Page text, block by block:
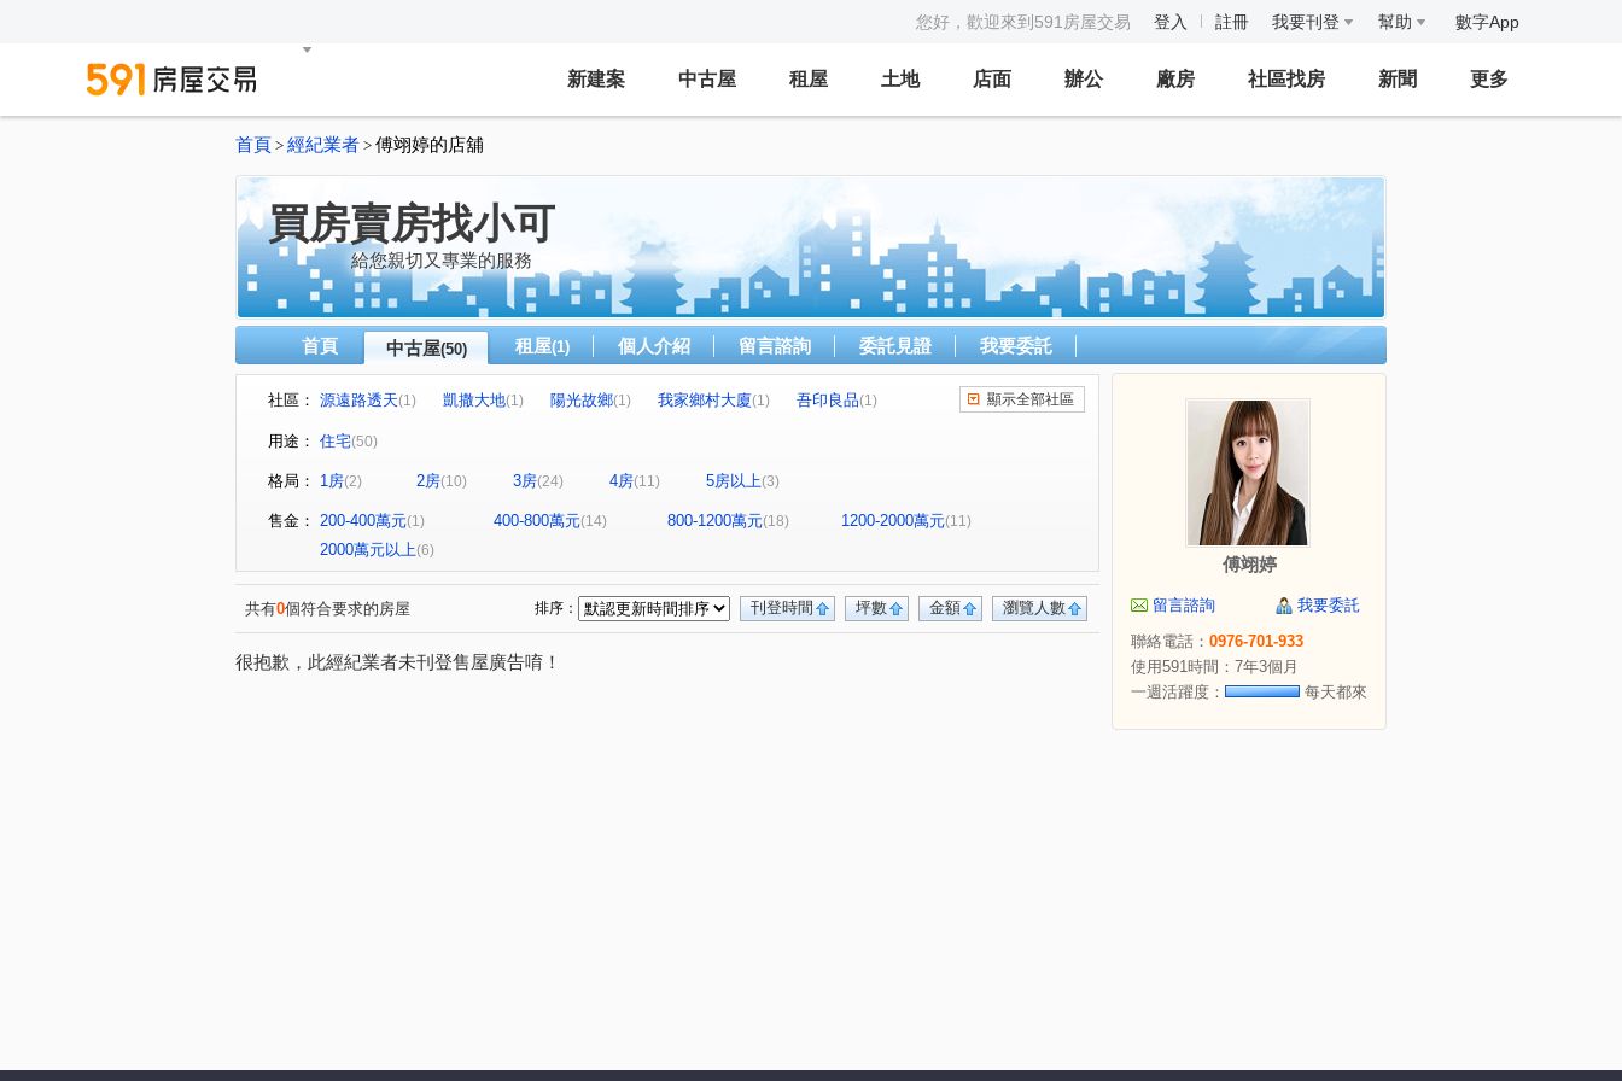
您好，歡迎來到591房屋交易 登入 註冊 我要刊登 幫助 數字App
新建案 中古屋 租屋 土地 店面 辦公 廠房 社區找房 新聞 更多
首頁 > 經紀業者 > 傅翊婷的店舖
買房賣房找小可
給您親切又專業的服務
首頁 中古屋(50) 租屋(1) 個人介紹 留言諮詢 委託見證 我要委託
社區： 源遠路透天(1) 凱撒大地(1) 陽光故鄉(1) 我家鄉村大廈(1) 吾印良品(1)
城上城
海洋大學世界 (2) 巴賽隆納(1) 信義大街(1) 東明路77巷55號華廈
山海觀(4) 御花園 暖中路電梯華廈 海豔(1) 碧海擎天 萬國大廈(1)
暖暖達麗(1) 大香港
台北雪梨灣(1) 中正路電梯華廈(1) 源遠路(2) 深澳坑路(3) 基金一路(1)
百七街(1) 建成路(1) 麥金路(7) 深溪路 (2) 武嶺街(1)
碇內街(4) 中正路(1) 復興路(2) 新豐街(8) 孝東路(1) 培德路(1)
東光路(1) 東明路(1) 觀海街 (4)
顯示全部社區
用途： 住宅(50)
格局： 1房(2) 2房(10) 3房(24) 4房(11) 5房以上(3)
售金： 200-400萬元(1) 400-800萬元(14) 800-1200萬元(18) 1200-2000萬元(11)
2000萬元以上(6)
共有0個符合要求的房屋 瀏覽人數
金額
坪數
刊登時間
排序：
很抱歉，此經紀業者未刊登售屋廣告唷！
傅翊婷
留言諮詢
我要委託
聯絡電話： 0976-701-933
使用591時間：7年3個月
一週活躍度：
每天都來